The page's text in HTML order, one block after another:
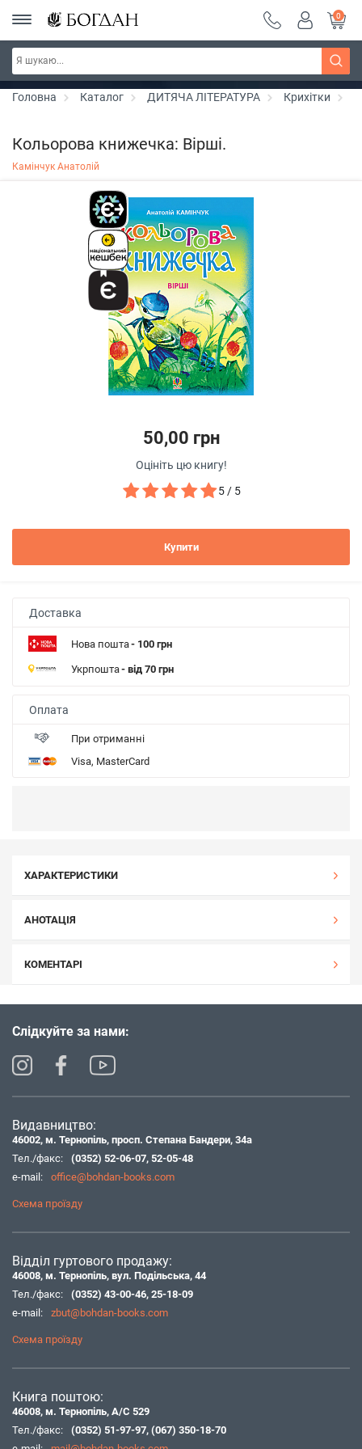
Серія "Вандербікери" ~ знижка 25%
0
Головна Каталог ДИТЯЧА ЛІТЕРАТУРА Крихітки
Кольорова книжечка: Вірші.
Камінчук Анатолій
50,00 грн
Оцініть цю книгу!
5 / 5
Купити
Доставка
Нова пошта- 100 грн
Укрпошта- від 70 грн
Оплата
При отриманні
Visa, MasterCard
ХАРАКТЕРИСТИКИ
АНОТАЦІЯ
КОМЕНТАРІ
Слідкуйте за нами:
Видавництво:
46002, м. Тернопіль, просп. Степана Бандери, 34а
Тел./факс:
(0352) 52-06-07, 52-05-48
e-mail:
office@bohdan-books.com
Схема проїзду
Відділ гуртового продажу:
46008, м. Тернопіль, вул. Подільська, 44
Тел./факс:
(0352) 43-00-46, 25-18-09
e-mail:
zbut@bohdan-books.com
Схема проїзду
Книга поштою:
46008, м. Тернопіль, А/С 529
Тел./факс:
(0352) 51-97-97, (067) 350-18-70